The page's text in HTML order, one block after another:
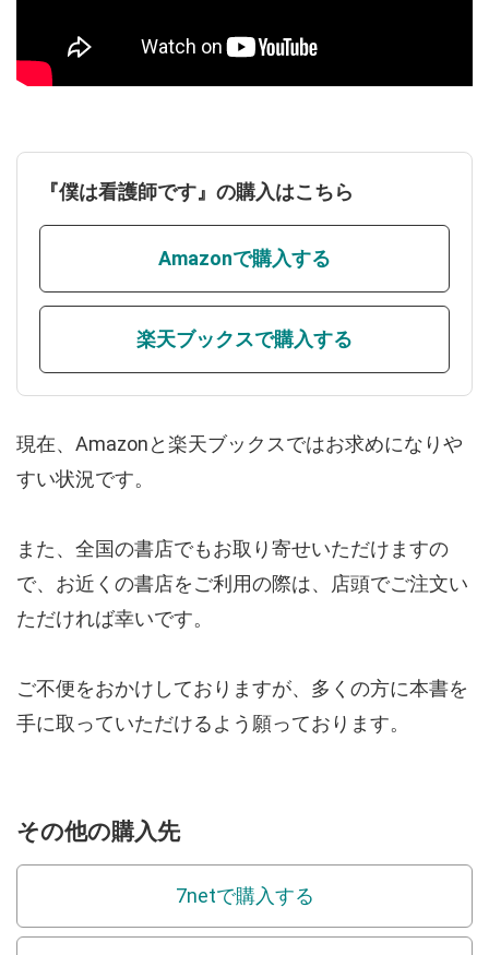
『僕は看護師です』の購入はこちら
Amazonで購入する
楽天ブックスで購入する
現在、Amazonと楽天ブックスではお求めになりや
すい状況です。
また、全国の書店でもお取り寄せいただけますの
で、お近くの書店をご利用の際は、店頭でご注文い
ただければ幸いです。
ご不便をおかけしておりますが、多くの方に本書を
手に取っていただけるよう願っております。
その他の購入先
7netで購入する